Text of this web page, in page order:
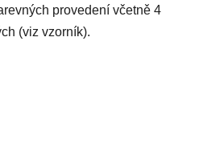
provedení včetně 4
(viz vzorník).